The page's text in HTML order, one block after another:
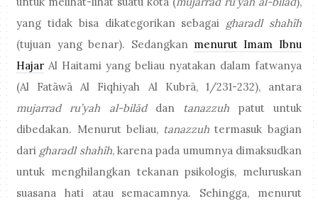
yang tidak bisa dikategorikan sebagai gharadl shahîh
(tujuan yang benar). Sedangkan menurut Imam Ibnu
Hajar Al Haitami yang beliau nyatakan dalam fatwanya
(Al Fatāwā Al Fiqhiyah Al Kubrā, 1/231-232), antara
mujarrad ru’yah al-bilāddan tanazzuh patut untuk
dibedakan. Menurut beliau, tanazzuh termasuk bagian
dari gharadl shahîh, karena pada umumnya dimaksudkan
untuk menghilangkan tekanan psikologis, meluruskan
suasana hati atau semacamnya. Sehingga, menurut